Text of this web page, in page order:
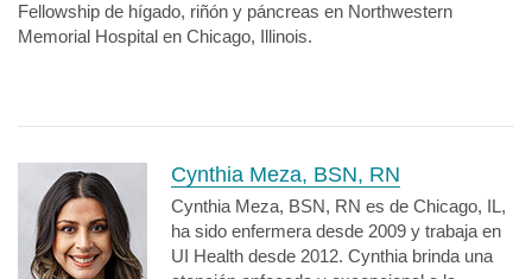
Fellowship de hígado, riñón y páncreas en Northwestern
Memorial Hospital en Chicago, Illinois.
Cynthia Meza, BSN, RN
Cynthia Meza, BSN, RN es de Chicago, IL,
ha sido enfermera desde 2009 y trabaja en
UI Health desde 2012. Cynthia brinda una